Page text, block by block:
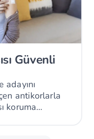
Güvenli
adayını
antikorlarla
koruma